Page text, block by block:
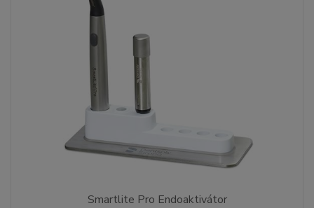
Smartlite Pro Endoaktivátor